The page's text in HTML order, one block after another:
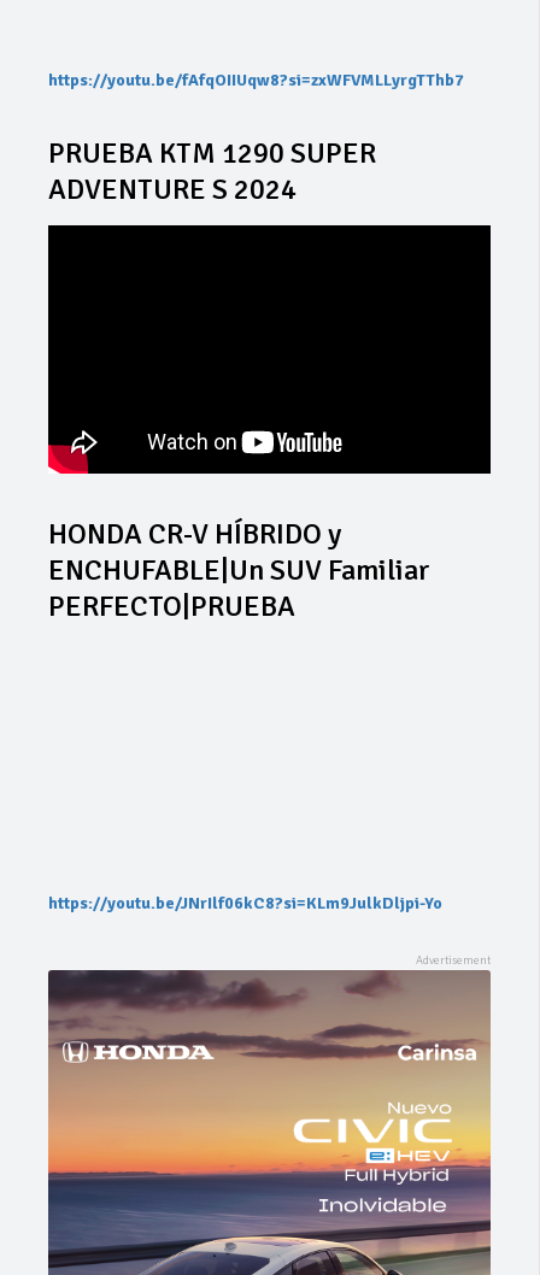
https://youtu.be/fAfqOIIUqw8?si=zxWFVMLLyrgTThb7
PRUEBA KTM 1290 SUPER
ADVENTURE S 2024
HONDA CR-V HÍBRIDO y
ENCHUFABLE|Un SUV Familiar
PERFECTO|PRUEBA
https://youtu.be/JNrIlf06kC8?si=KLm9JulkDljpi-Yo